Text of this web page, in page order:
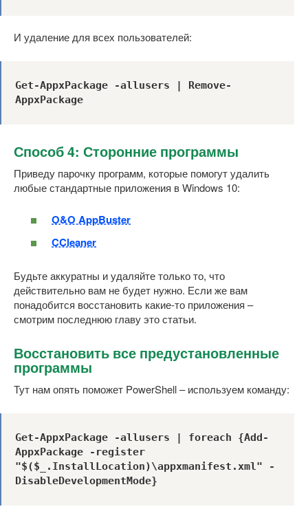
И удаление для всех пользователей:
Get-AppxPackage -allusers | Remove-
AppxPackage
Способ 4: Сторонние программы
Приведу парочку программ, которые помогут удалить
любые стандартные приложения в Windows 10:
O&O AppBuster
CCleaner
Будьте аккуратны и удаляйте только то, что
действительно вам не будет нужно. Если же вам
понадобится восстановить какие-то приложения –
смотрим последнюю главу это статьи.
Восстановить все предустановленные
программы
Тут нам опять поможет PowerShell – используем команду:
Get-AppxPackage -allusers | foreach {Add-
AppxPackage -register
"$($_.InstallLocation)\appxmanifest.xml" -
DisableDevelopmentMode}